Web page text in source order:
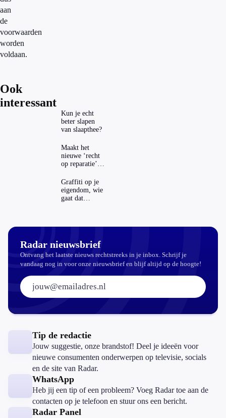
aan
de
voorwaarden
worden
voldaan.
Ook
interessant
Kun je echt
beter slapen
van slaapthee?
Maakt het
nieuwe ‘recht
op reparatie’
echt
aantrekkelijker?
Graffiti op je
eigendom, wie
gaat dat
Radar nieuwsbrief
Ontvang het laatste nieuws rechtstreeks in je inbox. Schrijf je
vandaag nog in voor onze nieuwsbrief en blijf altijd op de hoogte!
E-mailadres:
Tip de redactie
Jouw suggestie, onze brandstof! Deel je ideeën voor
nieuwe consumenten onderwerpen op televisie, socials
en de site van Radar.
WhatsApp
Heb jij een tip of een probleem? Voeg Radar toe aan de
contacten op je telefoon en stuur ons een bericht.
Radar Panel